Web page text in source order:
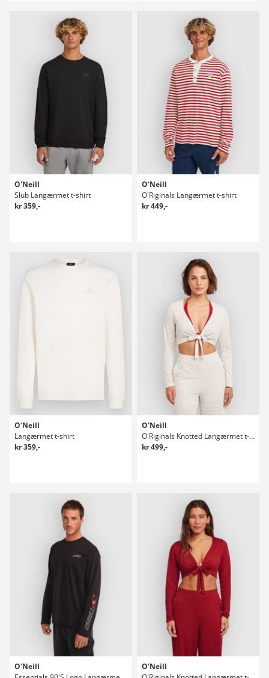
O'Neill
Slub Langærmet t-shirt
kr 359,-
O'Neill
O'Riginals Langærmet t-shirt
kr 449,-
O'Neill
Langærmet t-shirt
kr 359,-
O'Neill
O'Riginals Knotted Langærmet t-shirt
kr 499,-
O'Neill
O'Neill